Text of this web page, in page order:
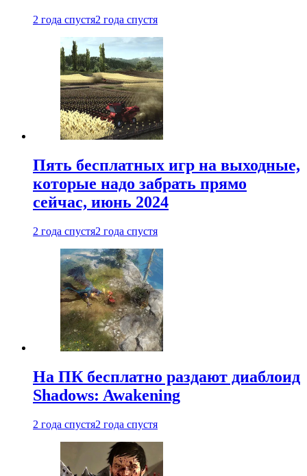
2 года спустя2 года спустя
Пять бесплатных игр на выходные,
которые надо забрать прямо
сейчас, июнь 2024
2 года спустя2 года спустя
На ПК бесплатно раздают диаблоид
Shadows: Awakening
2 года спустя2 года спустя